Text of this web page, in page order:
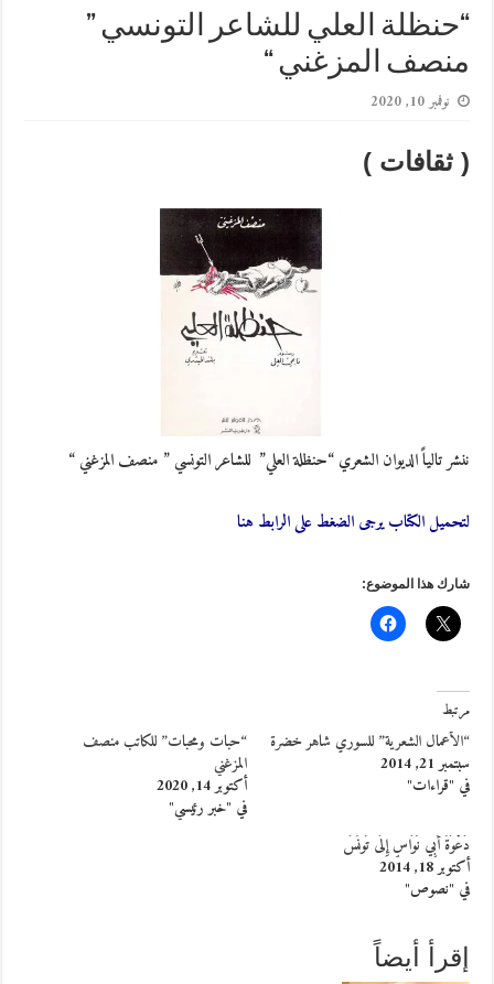
“حنظلة العلي للشاعر التونسي ”
منصف المزغني “
نوفمبر 10, 2020
( ثقافات )
ننشر تالياً الديوان الشعري “حنظلة العلي” للشاعر التونسي ” منصف المزغني “
لتحميل الكتاب يرجى الضغط على الرابط هنا
شارك هذا الموضوع:
مرتبط
“الأعمال الشعرية” للسوري شاهر خضرة
سبتمبر 21, 2014
في "قراءات"
“حبات ومحبات” للكاتب منصف
المزغني
أكتوبر 14, 2020
في "خبر رئيسي"
دَعْوَةُ أَبِي نُوَاسٍ إِلَى تُونُسَ
أكتوبر 18, 2014
في "نصوص"
إقرأ أيضاً